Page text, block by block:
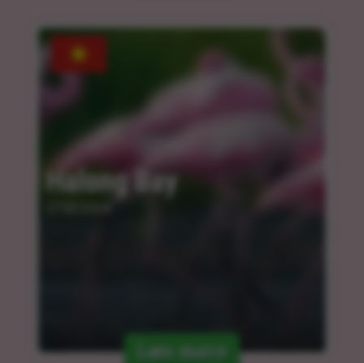
Halong Bay
Læs mere